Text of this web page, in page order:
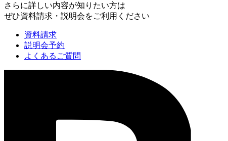
さらに詳しい内容が知りたい方は
ぜひ資料請求・説明会をご利用ください
資料請求
説明会予約
よくあるご質問